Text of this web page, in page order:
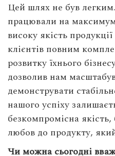
Цей шлях не був
працювали на
високу якість
клієнтів повним
розвитку їхнього
дозволив нам
демонструвати
нашого успіху
безкомпромісна якість,
любов до продукту,
Чи можна сьогодні